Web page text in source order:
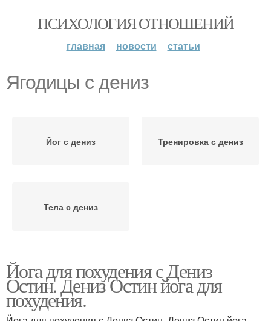
ПСИХОЛОГИЯ ОТНОШЕНИЙ
главная новости статьи
Ягодицы с дениз
Йог с дениз Тренировка с дениз
Тела с дениз
Йога для похудения с Дениз
Остин. Дениз Остин йога для
похудения.